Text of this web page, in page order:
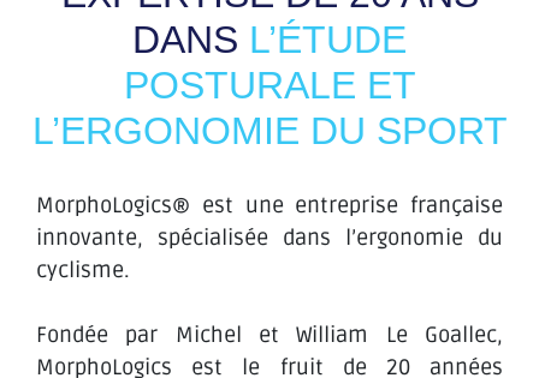
DANS L’ÉTUDE
POSTURALE ET
L’ERGONOMIE DU SPORT
MorphoLogics® est une entreprise française
innovante, spécialisée dans l’ergonomie du
cyclisme.
Fondée par Michel et William Le Goallec,
MorphoLogics est le fruit de 20 années